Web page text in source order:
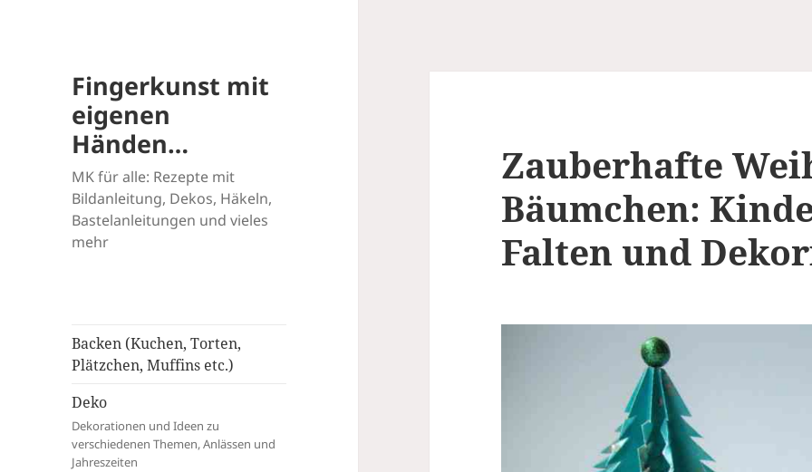
Fingerkunst mit
eigenen
Händen…
MK für alle: Rezepte mit
Bildanleitung, Dekos, Häkeln,
Bastelanleitungen und vieles
mehr
Backen (Kuchen, Torten,
Plätzchen, Muffins etc.)
Deko
Dekorationen und Ideen zu
verschiedenen Themen, Anlässen und
Jahreszeiten
Zauberhafte
Bäumchen:
Falten und